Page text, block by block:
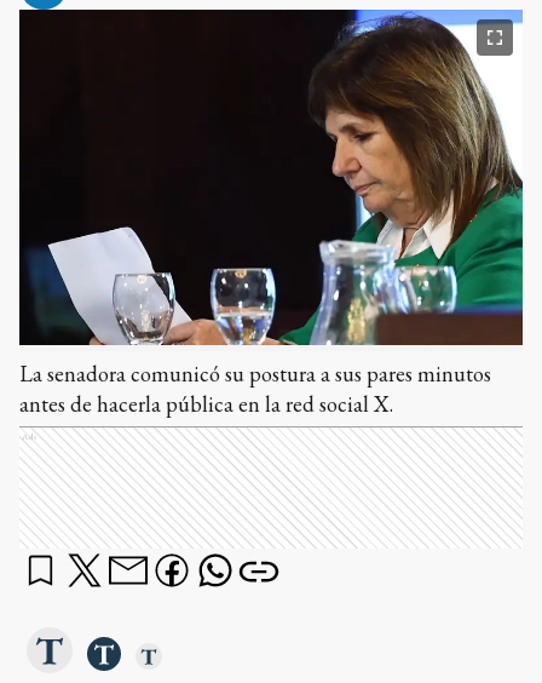
La senadora comunicó su postura a sus pares minutos
antes de hacerla pública en la red social X.
Ads